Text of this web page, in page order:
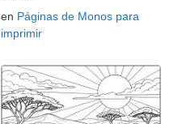
en Páginas de Monos para
imprimir